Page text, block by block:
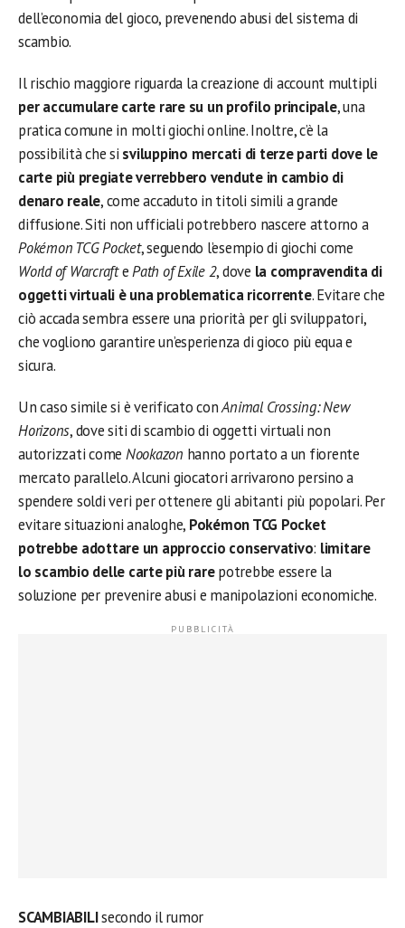
dell’economia del gioco, prevenendo abusi del sistema di
scambio.
Il rischio maggiore riguarda la creazione di account multipli
per accumulare carte rare su un profilo principale, una
pratica comune in molti giochi online. Inoltre, c’è la
possibilità che si sviluppino mercati di terze parti dove le
carte più pregiate verrebbero vendute in cambio di
denaro reale, come accaduto in titoli simili a grande
diffusione. Siti non ufficiali potrebbero nascere attorno a
Pokémon TCG Pocket, seguendo l’esempio di giochi come
World of WarcraftePath of Exile 2, dove la compravendita di
oggetti virtuali è una problematica ricorrente. Evitare che
ciò accada sembra essere una priorità per gli sviluppatori,
che vogliono garantire un’esperienza di gioco più equa e
sicura.
Un caso simile si è verificato conAnimal Crossing: New
Horizons, dove siti di scambio di oggetti virtuali non
autorizzati come Nookazon hanno portato a un fiorente
mercato parallelo. Alcuni giocatori arrivarono persino a
spendere soldi veri per ottenere gli abitanti più popolari. Per
evitare situazioni analoghe, Pokémon TCG Pocket
potrebbe adottare un approccio conservativo: limitare
lo scambio delle carte più rarepotrebbe essere la
soluzione per prevenire abusi e manipolazioni economiche.
SCAMBIABILIsecondo il rumor